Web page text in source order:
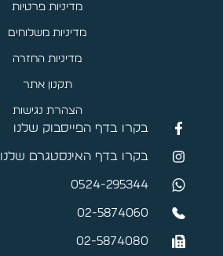
מדיניות פרטיות
מדיניות משלוחים
מדיניות החזרה
תקנון אתר
הצהרת נגישות
בקרו בדף הפייסבוק שלנו
בקרו בדף האינסטגרם שלנו
0524-295344
02-5874060
02-5874080